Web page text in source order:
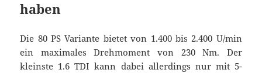
haben
Die 80 PS Variante bietet von 1.400 bis 2.400 U/min
ein maximales Drehmoment von 230 Nm. Der
kleinste 1.6 TDI kann dabei allerdings nur mit 5-